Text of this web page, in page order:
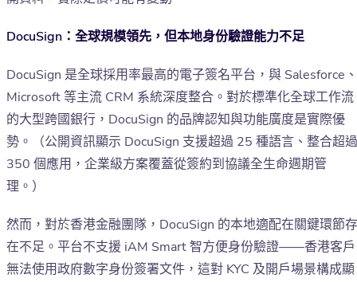
DocuSign：全球規模領先，但本地身份驗證能力不足
DocuSign 是全球採用率最高的電子簽名平台，與 Salesforce、
Microsoft 等主流 CRM 系統深度整合。對於標準化全球工作流
的大型跨國銀行，DocuSign 的品牌認知與功能廣度是實際優
勢。（公開資訊顯示 DocuSign 支援超過 25 種語言、整合超過
350 個應用，企業級方案覆蓋從簽約到協議全生命週期管
理。）
然而，對於香港金融團隊，DocuSign 的本地適配在關鍵環節存
在不足。平台不支援 iAM Smart 智方便身份驗證——香港客戶
無法使用政府數字身份簽署文件，這對 KYC 及開戶場景構成顯